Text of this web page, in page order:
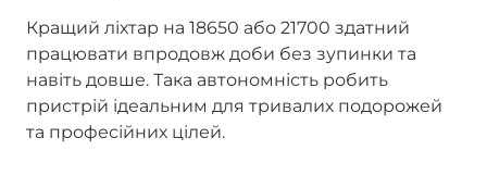
Кращий ліхтар на 18650 або 21700 здатний
працювати впродовж доби без зупинки та
навіть довше. Така автономність робить
пристрій ідеальним для тривалих подорожей
та професійних цілей.